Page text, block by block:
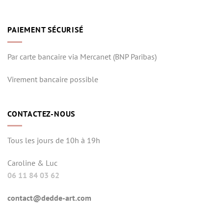
PAIEMENT SÉCURISÉ
Par carte bancaire via Mercanet (BNP Paribas)
Virement bancaire possible
CONTACTEZ-NOUS
Tous les jours de 10h à 19h
Caroline & Luc
06 11 84 03 62
contact@dedde-art.com